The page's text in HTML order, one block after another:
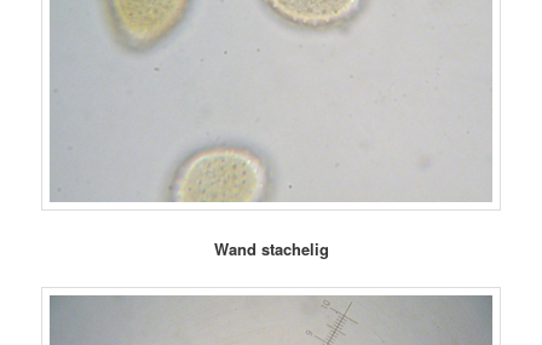
Wand stachelig